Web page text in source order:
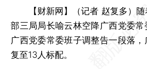
【财新网】（记者 赵复多）
部三局局长喻云林空降广西党委
广西党委常委班子调整告一段落
复至13人标配。